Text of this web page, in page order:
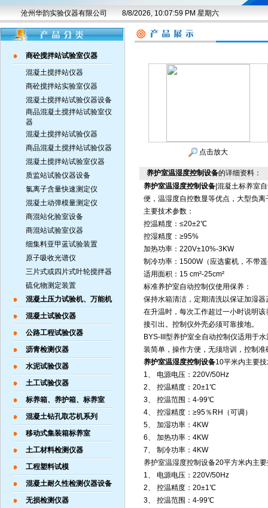
沧州华韵实验仪器有限公司 8/8/2026, 10:07:59 PM 星期六
商砼搅拌站试验室仪器
混凝土搅拌站仪器
商砼搅拌站实验室仪器
混凝土搅拌站试验仪器设备
商品混凝土搅拌站试验室仪
器
混凝土搅拌站试验仪器
商品混凝土搅拌站试验仪器
混凝土搅拌站试验室仪器
质监站试验仪器设备
氯离子含量快速测定仪
混凝土动弹模量测定仪
商混站化验室设备
商混站试验室仪器
细集料亚甲蓝试验装置
原子吸收光谱仪
三片式或四片式叶轮搅拌器
硫化物测定装置
混凝土压力试验机、万能机
混凝土试验仪器
公路工程试验仪器
沥青检测仪器
水泥试验仪器
土工试验仪器
标养箱、养护箱、标养室
混凝土钻孔取芯机系列
移动式集装箱标养室
土工材料检测仪器
工程塑料试模
混凝土耐久性检测仪器设备
无损检测仪器
点击放大
养护室温湿度控制设备的详细资料：
养护室温湿度控制设备 |混凝土标养室
便，温湿度自控数显等优点，大型负
主要技术参数：
控温精度：≤20±2℃
控湿精度：≥95%
加热功率：220V±10%-3KW
制冷功率：1500W（应选窗机，不带
适用面积：15 cm²-25cm²
标准养护室自动控制仪使用保养：
保持水箱清洁，定期清洗以保证加湿
在升温时，每次工作超过一小时说明
接引出。控制仪外壳必须可靠接地。
BYS-III型养护室全自动控制仪适用于
装简单，操作方便，无须培训，控制准
养护室温湿度控制设备10平米内主要
1、 电源电压：220V/50Hz
2、 控温精度：20±1℃
3、 控温范围：4-99℃
4、 控湿精度：≥95％RH（可调）
5、 加湿功率：4KW
6、 加热功率：4KW
7、 制冷功率：4KW
养护室温湿度控制设备20平方米内主
1、 电源电压：220V/50Hz
2、 控温精度：20±1℃
3、 控温范围：4-99℃